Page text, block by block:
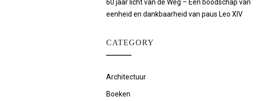
60 jaar licht van de Weg – Een boodschap van
eenheid en dankbaarheid van paus Leo XIV
CATEGORY
Architectuur
Boeken